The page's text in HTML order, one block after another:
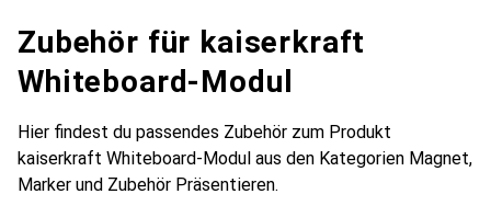
Zubehör für kaiserkraft
Whiteboard-Modul
Hier findest du passendes Zubehör zum Produkt
kaiserkraft Whiteboard-Modul aus den Kategorien Magnet,
Marker und Zubehör Präsentieren.